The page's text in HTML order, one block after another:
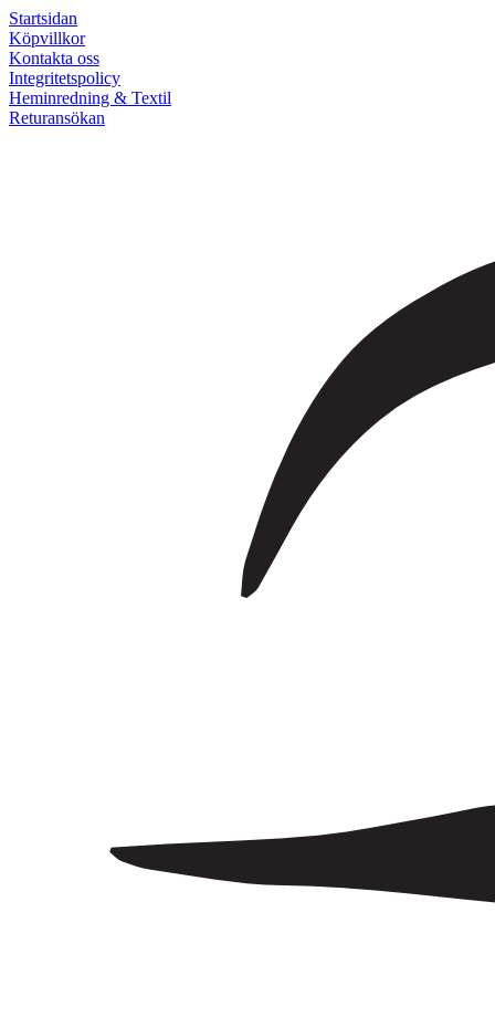
Startsidan
Köpvillkor
Kontakta oss
Integritetspolicy
Heminredning & Textil
Returansökan